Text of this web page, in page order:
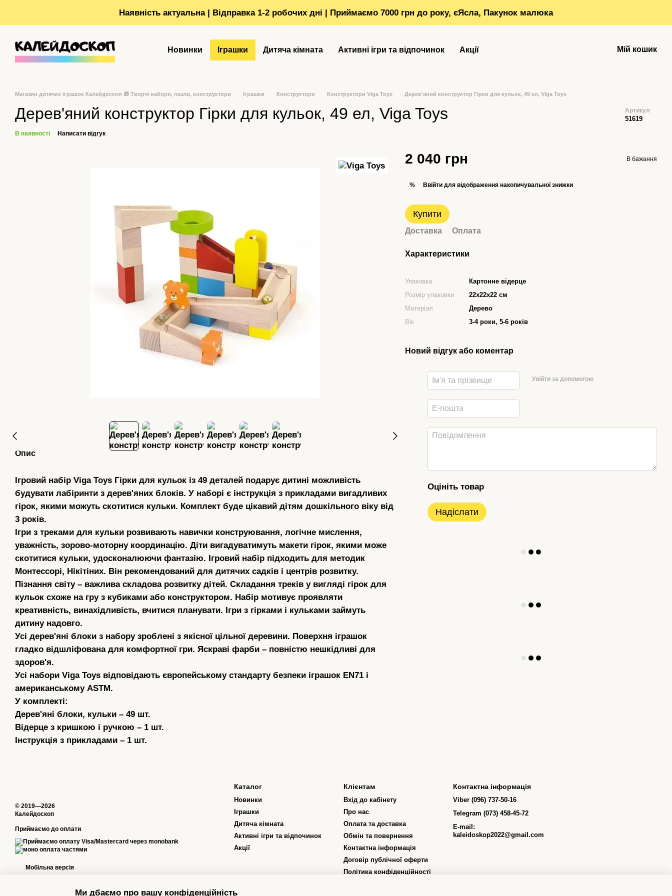
Наявність актуальна | Відправка 1-2 робочих дні | Приймаємо 7000 грн до року, єЯсла, Пакунок малюка
Новинки Іграшки Дитяча кімната Активні ігри та відпочинок Акції Мій кошик
Магазин дитячих іграшок Калейдоскоп 🎁 Творчі набори, пазли, конструктори Іграшки Конструктори Конструктори Viga Toys Дерев'яний конструктор Гірки для кульок, 49 ел, Viga Toys
Дерев'яний конструктор Гірки для кульок, 49 ел, Viga Toys Артикул
51619
В наявності Написати відгук
Опис
Ігровий набір Viga Toys Гірки для кульок із 49 деталей подарує дитині можливість
будувати лабіринти з дерев'яних блоків. У наборі є інструкція з прикладами вигадливих
гірок, якими можуть скотитися кульки. Комплект буде цікавий дітям дошкільного віку від
3 років.
Ігри з треками для кульки розвивають навички конструювання, логічне мислення,
уважність, зорово-моторну координацію. Діти вигадуватимуть макети гірок, якими може
скотитися кульки, удосконалюючи фантазію. Ігровий набір підходить для методик
Монтессорі, Нікітіних. Він рекомендований для дитячих садків і центрів розвитку.
Пізнання світу – важлива складова розвитку дітей. Складання треків у вигляді гірок для
кульок схоже на гру з кубиками або конструктором. Набір мотивує проявляти
креативність, винахідливість, вчитися планувати. Ігри з гірками і кульками займуть
дитину надовго.
Усі дерев'яні блоки з набору зроблені з якісної цільної деревини. Поверхня іграшок
гладко відшліфована для комфортної гри. Яскраві фарби – повністю нешкідливі для
здоров'я.
Усі набори Viga Toys відповідають європейському стандарту безпеки іграшок EN71 і
американському ASTM.
У комплекті:
Дерев'яні блоки, кульки – 49 шт.
Відерце з кришкою і ручкою – 1 шт.
Інструкція з прикладами – 1 шт.
2 040 грн В бажання
% Ввійти для відображення накопичувальної знижки
Купити
Доставка Оплата
Характеристики
Упаковка
Картонне відерце
Розмір упаковки
22х22х22 см
Матеріал
Дерево
Вік
3-4 роки, 5-6 років
Новий відгук або коментар
Увійти за допомогою
Оцініть товар
Надіслати
© 2019—2026
Калейдоскоп
Приймаємо до оплати
Мобільна версія
Каталог
Новинки
Іграшки
Дитяча кімната
Активні ігри та відпочинок
Акції
Клієнтам
Вхід до кабінету
Про нас
Оплата та доставка
Обмін та повернення
Контактна інформація
Договір публічної оферти
Політика конфіденційності
Контактна інформація
Viber (096) 737-50-16
Telegram (073) 458-45-72
E-mail:
kaleidoskop2022@gmail.com
Ми дбаємо про вашу конфіденційність